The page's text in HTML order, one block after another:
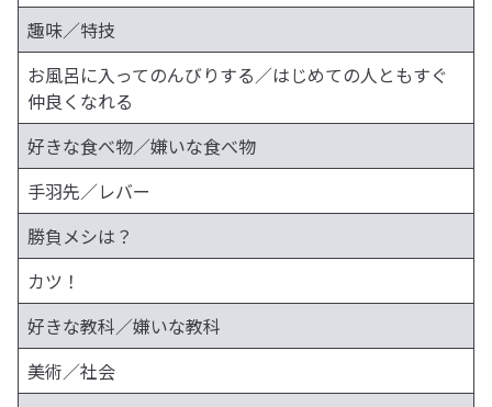
趣味／特技
お風呂に入ってのんびりする／はじめての人ともすぐ
仲良くなれる
好きな食べ物／嫌いな食べ物
手羽先／レバー
勝負メシは？
カツ！
好きな教科／嫌いな教科
美術／社会